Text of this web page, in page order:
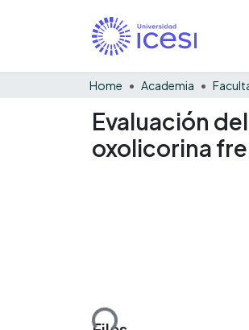
Home Academia
Evaluación
oxolicorina
Loading...